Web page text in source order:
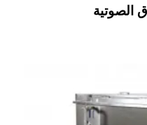
الصوتية